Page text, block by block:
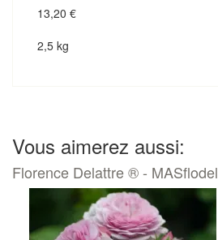
13,20 €
2,5 kg
Vous aimerez aussi:
Florence Delattre ® - MASflodel